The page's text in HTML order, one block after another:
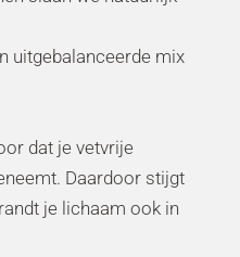
uitgebalanceerde mix
dat je vetvrije
Daardoor stijgt
je lichaam ook in